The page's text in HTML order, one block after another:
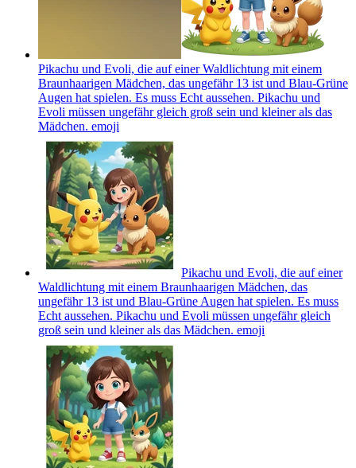
Pikachu und Evoli, die auf einer Waldlichtung mit einem
Braunhaarigen Mädchen, das ungefähr 13 ist und Blau-Grüne
Augen hat spielen. Es muss Echt aussehen. Pikachu und
Evoli müssen ungefähr gleich groß sein und kleiner als das
Mädchen. emoji
Pikachu und Evoli, die auf einer
Waldlichtung mit einem Braunhaarigen Mädchen, das
ungefähr 13 ist und Blau-Grüne Augen hat spielen. Es muss
Echt aussehen. Pikachu und Evoli müssen ungefähr gleich
groß sein und kleiner als das Mädchen. emoji